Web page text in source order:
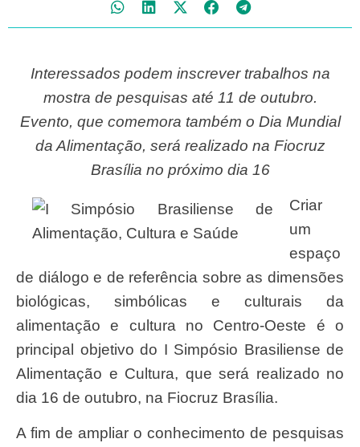
Interessados podem inscrever trabalhos na
mostra de pesquisas até 11 de outubro.
Evento, que comemora também o Dia Mundial
da Alimentação, será realizado na Fiocruz
Brasília no próximo dia 16
Criar
um
espaço
de diálogo e de referência sobre as dimensões
biológicas, simbólicas e culturais da
alimentação e cultura no Centro-Oeste é o
principal objetivo do I Simpósio Brasiliense de
Alimentação e Cultura, que será realizado no
dia 16 de outubro, na Fiocruz Brasília.
A fim de ampliar o conhecimento de pesquisas